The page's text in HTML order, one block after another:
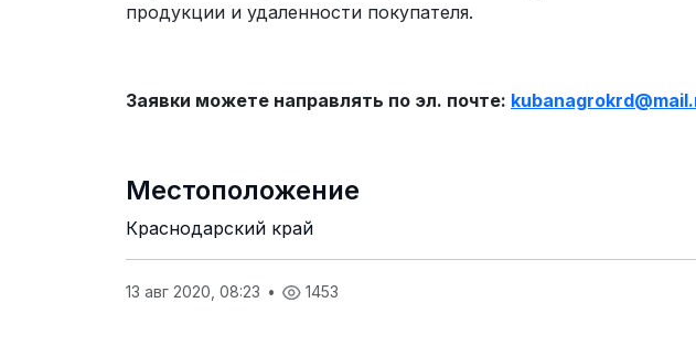
продукции и удаленности покупателя.
Заявки можете направлять по эл. почте: kubanagrokrd@mail.
Местоположение
Краснодарский край
13 авг 2020, 08:23 • 1453